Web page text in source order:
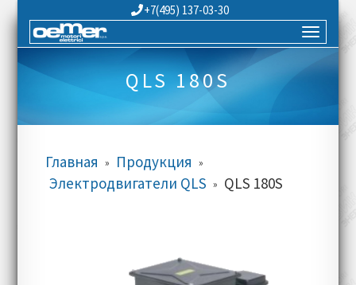
+7(495) 137-03-30
QLS 180S
Главная » Продукция »
Электродвигатели QLS » QLS 180S